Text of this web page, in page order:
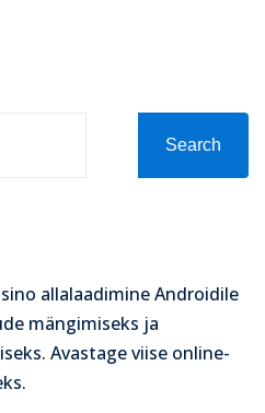
Search
allalaadimine Androidile
mängimiseks ja
Avastage viise online-